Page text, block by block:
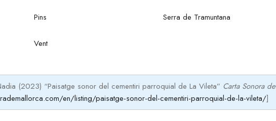
Pins Serra de Tramuntana
Vent
(2023) “Paisatge sonor del cementiri parroquial de La Vileta” Carta Sonora de
en/listing/paisatge-sonor-del-cementiri-parroquial-de-la-vileta/]